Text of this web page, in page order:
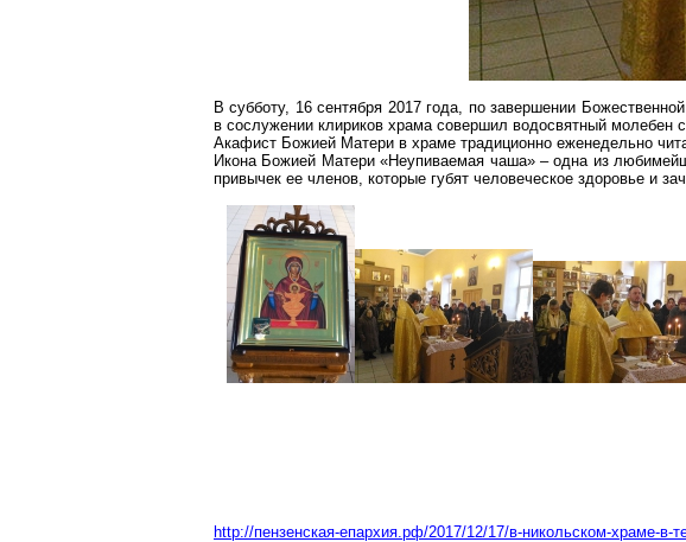
В субботу, 16 сентября 2017 года, по завершении
в сослужении клириков храма совершил водосвятный молебен
Акафист Божией Матери в храме традиционно еженедельно
Икона Божией Матери «Неупиваемая чаша» – одна из
привычек ее членов, которые губят человеческое здоровье и
http://пензенская-епархия.рф/2017/12/17/в-никольском-храме-в-